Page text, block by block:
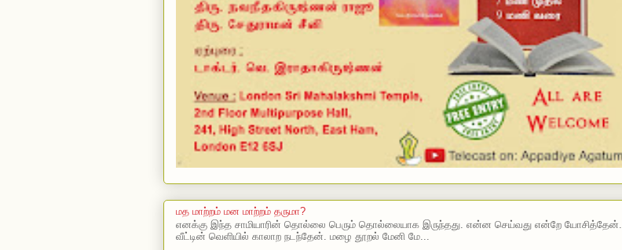
மத மாற்றம் மன மாற்றம் தருமா?
எனக்கு இந்த சாமியாரின் தொல்லை பெரும் தொல்லையாக இருந்தது. என்ன செய்வது என்றே யோசித்தேன்.
வீட்டின் வெளியில் காலாற நடந்தேன். மழை தூறல் மேனி மே...